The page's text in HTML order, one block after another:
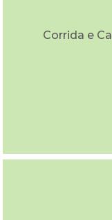
Corrida e